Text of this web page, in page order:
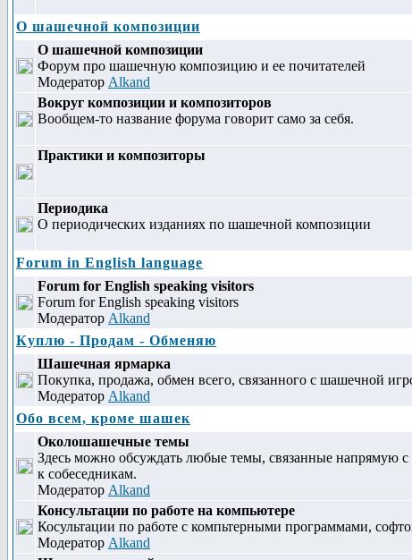
О шашечной композиции
О шашечной композиции
Форум про шашечную композицию и ее почитателей
Модератор Alkand
Вокруг композиции и композиторов
Вообщем-то название форума говорит само за себя.
Практики и композиторы
Периодика
О периодических изданиях по шашечной композиции
Forum in English language
Forum for English speaking visitors
Forum for English speaking visitors
Модератор Alkand
Куплю - Продам - Обменяю
Шашечная ярмарка
Покупка, продажа, обмен всего, связанного с шашечной
Модератор Alkand
Обо всем, кроме шашек
Околошашечные темы
Здесь можно обсуждать любые темы, связанные напрямую
к собеседникам.
Модератор Alkand
Консультации по работе на компьютере
Косультации по работе с компьтерными программами,
Модератор Alkand